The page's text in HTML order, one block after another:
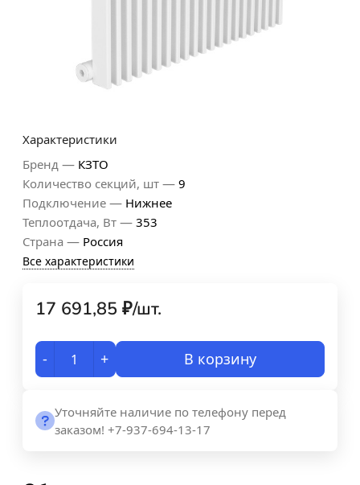
Характеристики
Бренд — КЗТО
Количество секций, шт — 9
Подключение — Нижнее
Теплоотдача, Вт — 353
Страна — Россия
Все характеристики
17 691,85 ₽/шт.
- + В корзину
Уточняйте наличие по телефону перед
заказом! +7-937-694-13-17